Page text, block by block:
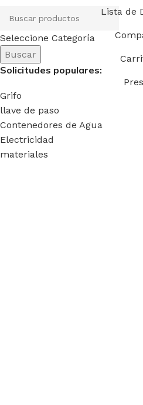
Seleccione Categoría
Buscar
Solicitudes populares:
Grifo
llave de paso
Contenedores de Agua
Electricidad
materiales
Lista de